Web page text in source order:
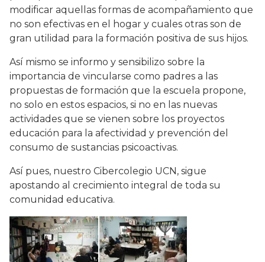
modificar aquellas formas de acompañamiento que
no son efectivas en el hogar y cuales otras son de
gran utilidad para la formación positiva de sus hijos.
Así mismo se informo y sensibilizo sobre la
importancia de vincularse como padres a las
propuestas de formación que la escuela propone,
no solo en estos espacios, si no en las nuevas
actividades que se vienen sobre los proyectos
educación para la afectividad y prevención del
consumo de sustancias psicoactivas.
Así pues, nuestro Cibercolegio UCN, sigue
apostando al crecimiento integral de toda su
comunidad educativa.